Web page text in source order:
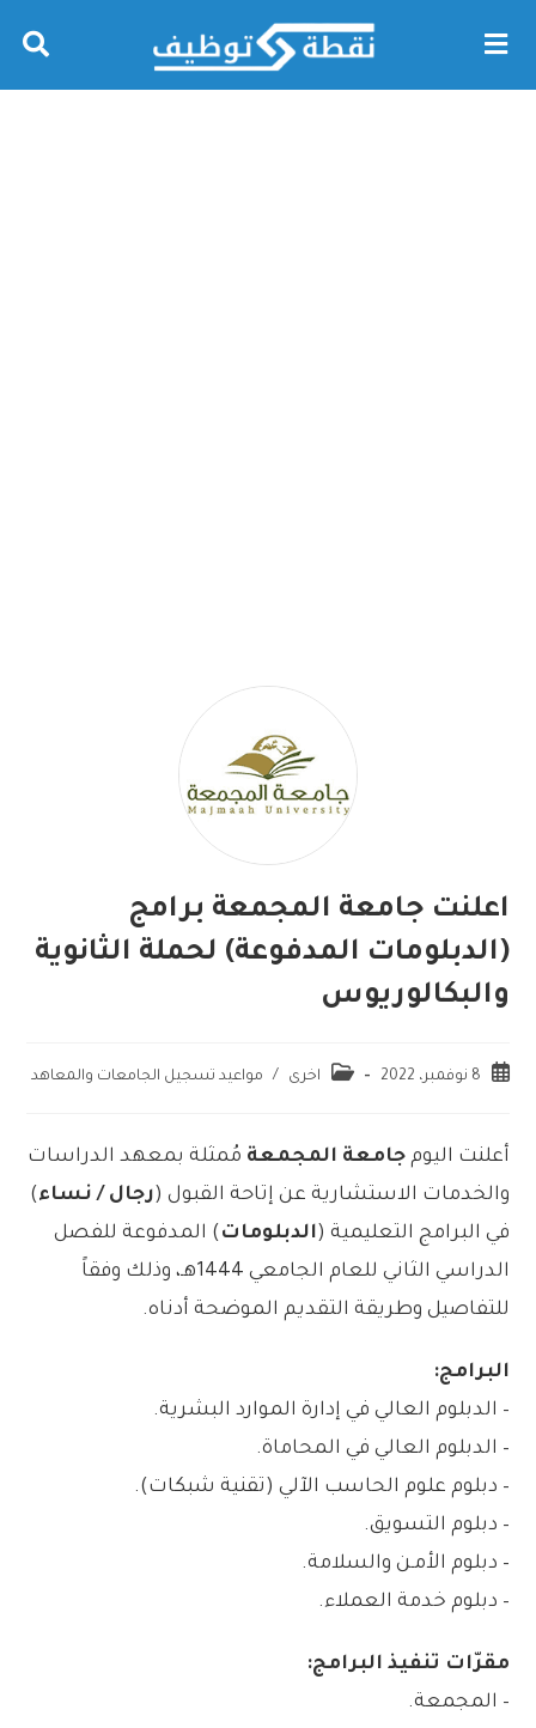
اعلنت جامعة المجمعة برامج
(الدبلومات المدفوعة) لحملة الثانوية
والبكالوريوس
8 نوفمبر، 2022 اخرى / مواعيد تسجيل الجامعات والمعاهد
أعلنت اليومجامعة المجمعة مُمثلة بمعهد الدراسات
والخدمات الاستشارية عن إتاحة القبول (رجال / نساء)
في البرامج التعليمية (الدبلومات ) المدفوعة للفصل
الدراسي الثاني للعام الجامعي 1444هـ، وذلك وفقاً
للتفاصيل وطريقة التقديم الموضحة أدناه.
البرامج:
– الدبلوم العالي في إدارة الموارد البشرية.
– الدبلوم العالي في المحاماة.
– دبلوم علوم الحاسب الآلي (تقنية شبكات).
– دبلوم التسويق.
– دبلوم الأمـن والسلامة.
– دبلوم خدمة العملاء.
مقرّات تنفيذ البرامج:
– المجمعة.